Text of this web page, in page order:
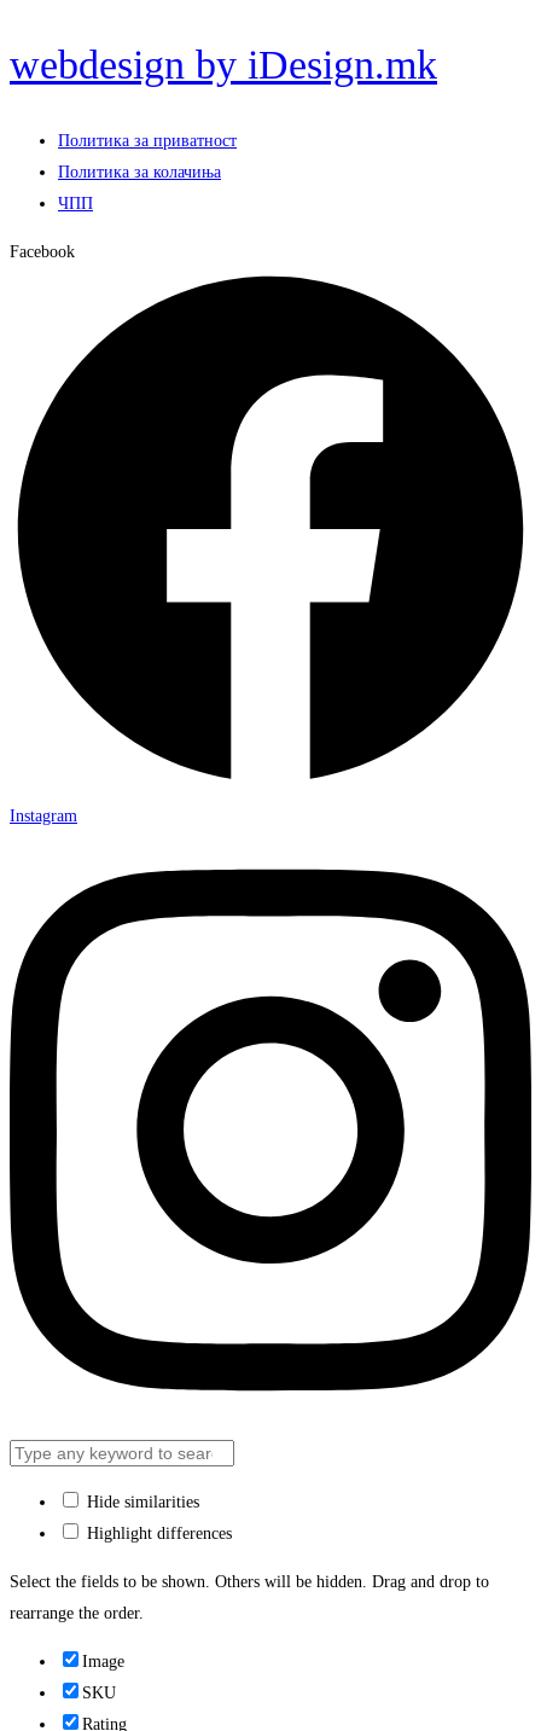
webdesign by iDesign.mk
Политика за приватност
Политика за колачиња
ЧПП
Facebook
Instagram
Hide similarities
Highlight differences
Select the fields to be shown. Others will be hidden. Drag and drop to
rearrange the order.
Image
SKU
Rating